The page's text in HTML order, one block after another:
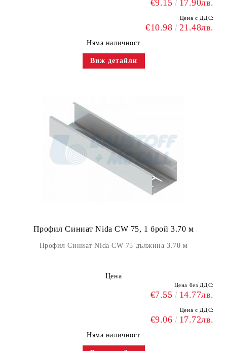
€9.15 17.90лв.
Цена с ДДС:
€10.98 21.48лв.
Няма наличност
Виж детайли
Профил Синиат Nida CW 75, 1 брой 3.70 м
Профил Синиат Nida CW 75 дължина 3.70 м
Цена
Цена без ДДС:
€7.55 14.77лв.
Цена с ДДС:
€9.06 17.72лв.
Няма наличност